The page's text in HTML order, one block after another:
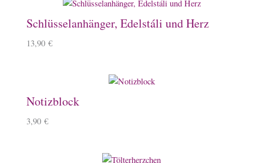
Schlüsselanhänger, Edelstáli und Herz
13,90 €
Notizblock
3,90 €